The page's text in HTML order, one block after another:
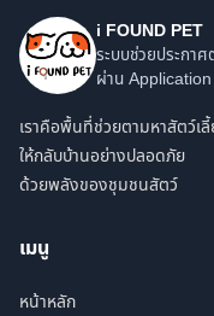
i FOUND PET
ระบบช่วยประกา
ผ่าน
เราคือพื้นที่ช่วยตามหาสัตว์เ
ให้กลับบ้านอย่างปลอดภัย
ด้วยพลังของชุมชนสัตว์
เมนู
หน้าหลัก